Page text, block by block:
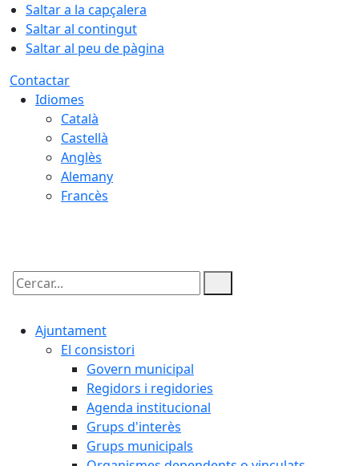
Saltar a la capçalera
Saltar al contingut
Saltar al peu de pàgina
Contactar
Idiomes
Català
Castellà
Anglès
Alemany
Francès
Cercar:
Ajuntament
El consistori
Govern municipal
Regidors i regidories
Agenda institucional
Grups d'interès
Grups municipals